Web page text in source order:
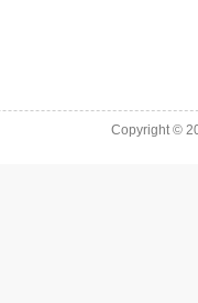
Copyright ©